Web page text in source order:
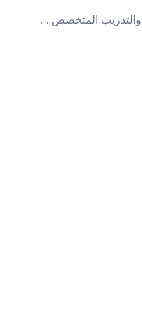
المتخصص . .